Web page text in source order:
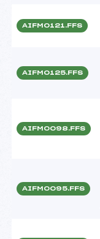
AIFM0121.FFS
AIFM0125.FFS
AIFM0098.FFS
AIFM0095.FFS